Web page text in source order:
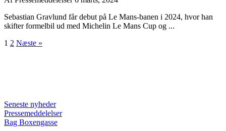
Sebastian Gravlund får debut på Le Mans-banen i 2024, hvor han
skifter formelbil ud med Michelin Le Mans Cup og ...
1 2 Næste »
Seneste nyheder
Pressemeddelelser
Bag Boxengasse